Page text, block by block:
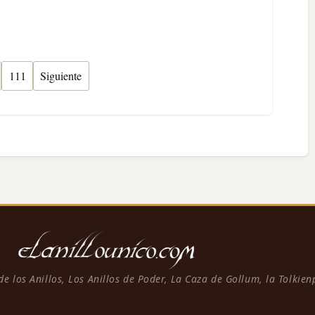
111 Siguiente
los Anillos, Los Anillos de Poder, La Caza de Gollum, la